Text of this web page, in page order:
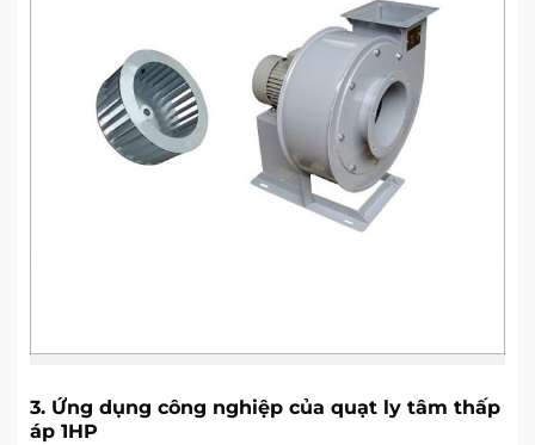
3. Ứng dụng công nghiệp của quạt ly tâm thấp
áp 1HP